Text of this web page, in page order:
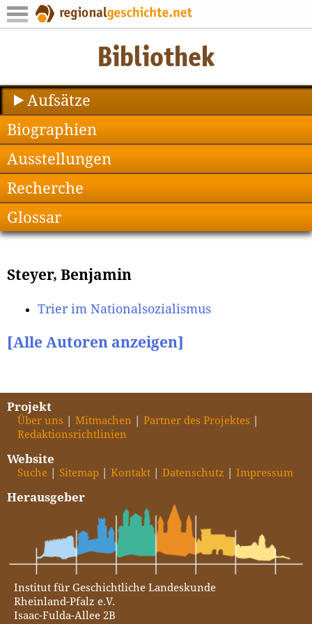
Aufsätze
Biographien
Ausstellungen
Recherche
Glossar
Steyer, Benjamin
Trier im Nationalsozialismus
[Alle Autoren anzeigen]
Projekt
Über uns Mitmachen
Partner des Projektes
Redaktionsrichtlinien
Website
Suche Sitemap Kontakt Datenschutz Impressum
Herausgeber
Institut für Geschichtliche Landeskunde
Rheinland-Pfalz e.V.
Isaac-Fulda-Allee 2B